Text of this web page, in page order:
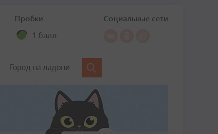
Пробки
1 балл
Социальные сети
Город на ладони